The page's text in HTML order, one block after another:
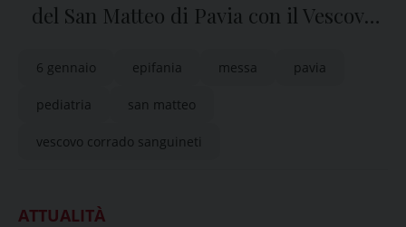
del San Matteo di Pavia con il Vescovo
6 gennaio epifania messa pavia
pediatria san matteo
vescovo corrado sanguineti
ATTUALITÀ